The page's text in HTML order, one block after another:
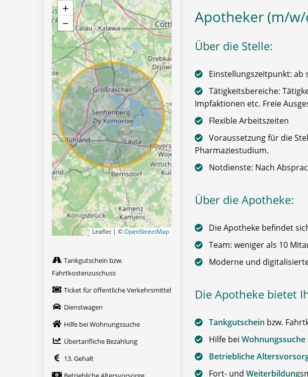
Apotheker (m/w/
Über die Stelle:
Einstellungszeitpunkt:
Tätigkeitsbereiche:
Impfaktionen etc. Freie
Flexible Arbeitszeiten
Voraussetzung für die
Pharmaziestudium.
Notdienste: Nach
Über die Apotheke:
Die Apotheke befindet
Team: weniger als 10
Moderne und
Die Apotheke bietet
Tankgutschein bzw.
Hilfe bei Wohnungssuche
Betriebliche
Fort- und Weiterbildung
+
−
Leaflet | ©OpenStreetMap
Tankgutschein bzw.
Fahrtkostenzuschuss
Ticket für öffentliche Verkehrsmittel
Dienstwagen
Hilfe bei Wohnungssuche
Übertarifliche Bezahlung
13. Gehalt